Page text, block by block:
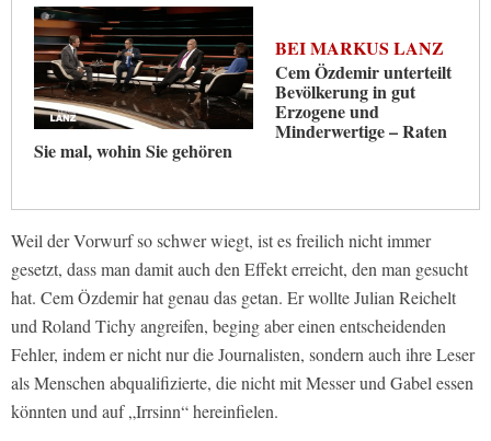
BEI MARKUS LANZ
Cem Özdemir unterteilt
Bevölkerung in gut
Erzogene und
Minderwertige – Raten
Sie mal, wohin Sie gehören
Weil der Vorwurf so schwer wiegt, ist es freilich nicht immer
gesetzt, dass man damit auch den Effekt erreicht, den man gesucht
hat. Cem Özdemir hat genau das getan. Er wollte Julian Reichelt
und Roland Tichy angreifen, beging aber einen entscheidenden
Fehler, indem er nicht nur die Journalisten, sondern auch ihre Leser
als Menschen abqualifizierte, die nicht mit Messer und Gabel essen
könnten und auf „Irrsinn“ hereinfielen.